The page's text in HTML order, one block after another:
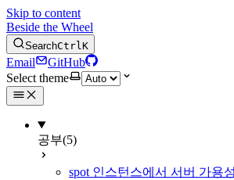
Skip to content
Beside the Wheel
SearchCtrlK
Email
GitHub
Select theme
공부(5)
spot 인스턴스에서 서버 가용